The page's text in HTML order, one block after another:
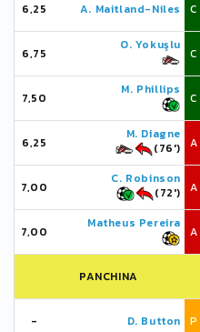
6,25 A. Maitland-Niles C
6,75
O. Yokuşlu
C
7,50
M. Phillips
C
6,25
M. Diagne
(76')
A
7,00
C. Robinson
(72')
A
7,00
Matheus Pereira
A
PANCHINA
- D. Button P